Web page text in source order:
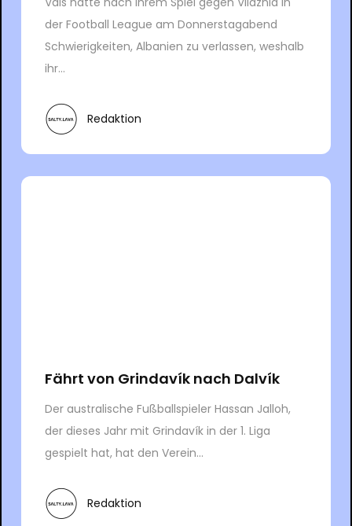
der Football League am Donnerstagabend
Schwierigkeiten, Albanien zu verlassen, weshalb
ihr...
Redaktion
Fährt von Grindavík nach Dalvík
Der australische Fußballspieler Hassan Jalloh,
der dieses Jahr mit Grindavík in der 1. Liga
gespielt hat, hat den Verein...
Redaktion